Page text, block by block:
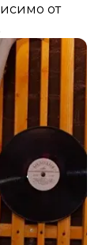
от